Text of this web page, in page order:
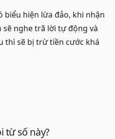
biểu hiện lừa đảo, khi nhận
sẽ nghe trã lời tự động và
thì sẽ bị trừ tiền cước khá
từ số này?